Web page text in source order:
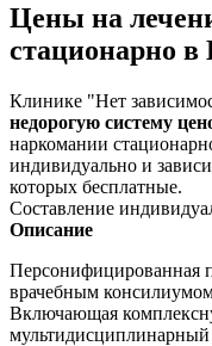
Цены на
стационарно в
Клинике "Нет
недорогую систему
наркомании
индивидуально и
которых бесплатные.
Составление
Описание
Персонифицированная
врачебным
Включающая